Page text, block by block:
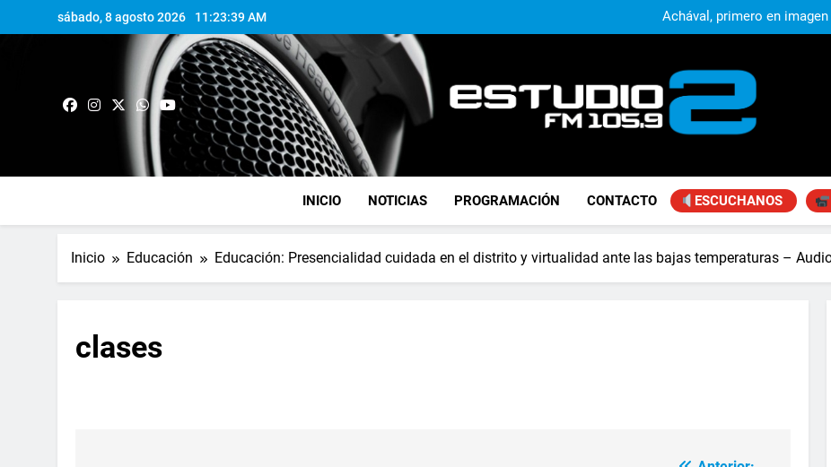
sábado, 8 agosto 2026 11:23:39 AM
que, si
Achával, primero en
Achával, primero en
FM Estudio 2
INICIO NOTICIAS PROGRAMACIÓN CONTACTO ESCUCHANOS
Inicio Educación Educación: Presencialidad cuidada en el distrito y virtualidad ante las bajas temperaturas –
clases